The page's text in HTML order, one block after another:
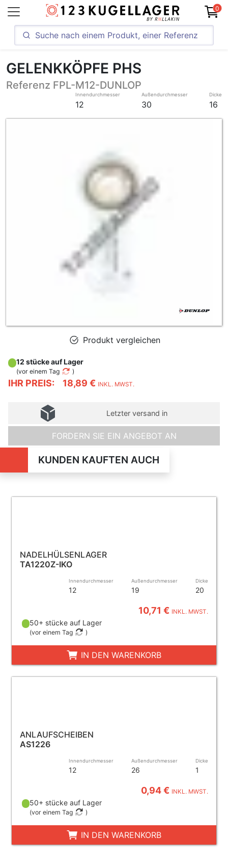
0
GELENKKÖPFE PHS
Referenz FPL-M12-DUNLOP
Innendurchmesser
12
Außendurchmesser
30
Dicke
16
Produkt vergleichen
IHR PREIS: 18,89 € INKL. MWST.
12 stücke auf Lager
(vor einem Tag )
Letzter versand in
FORDERN SIE EIN ANGEBOT AN
KUNDEN KAUFTEN AUCH
NADELHÜLSENLAGER
TA1220Z-IKO
Innendurchmesser
12
Außendurchmesser
19
Dicke
20
10,71 € INKL. MWST.
50+ stücke auf Lager
(vor einem Tag )
IN DEN WARENKORB
ANLAUFSCHEIBEN
AS1226
Innendurchmesser
12
Außendurchmesser
26
Dicke
1
0,94 € INKL. MWST.
50+ stücke auf Lager
(vor einem Tag )
IN DEN WARENKORB